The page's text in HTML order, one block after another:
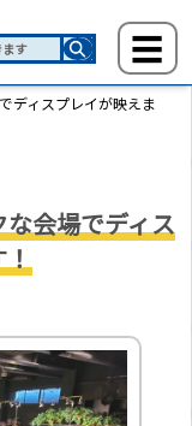
ディスプレイが映えま
会場でディス
！